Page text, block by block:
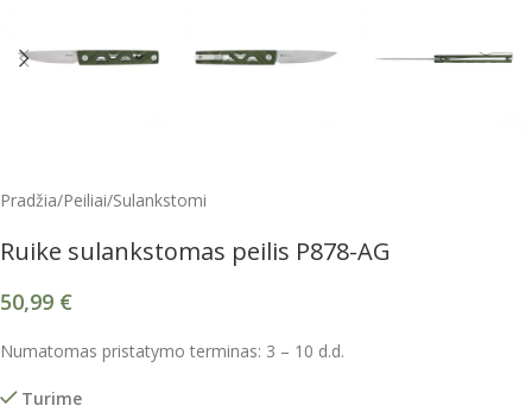
Pradžia/Peiliai/Sulankstomi
Ruike sulankstomas peilis P878-AG
50,99 €
Numatomas pristatymo terminas: 3 – 10 d.d.
Turime